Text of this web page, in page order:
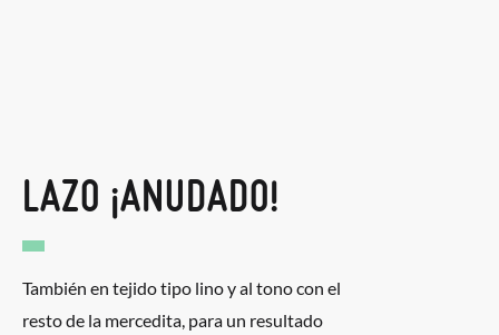
LAZO ¡ANUDADO!
También en tejido tipo lino y al tono con el
resto de la mercedita, para un resultado